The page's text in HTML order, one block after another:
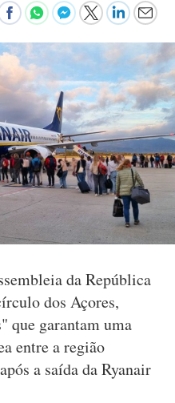
da República
dos Açores,
que garantam uma
entre a região
a saída da Ryanair